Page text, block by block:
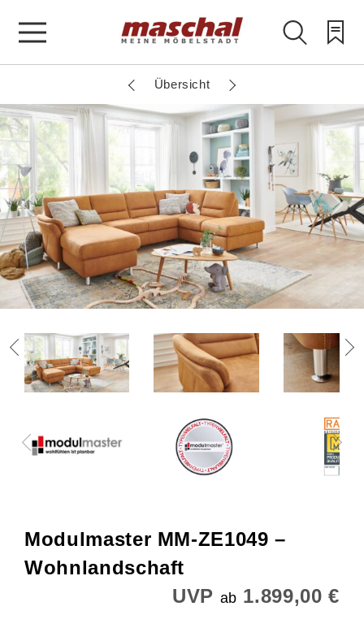
Übersicht
Modulmaster MM-ZE1049 –
Wohnlandschaft
UVP ab 1.899,00 €